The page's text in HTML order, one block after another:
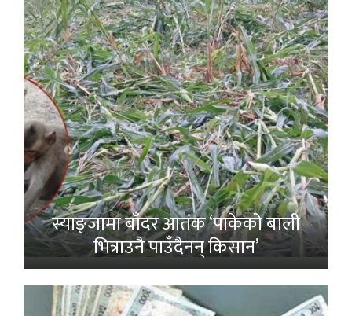
स्याङ्जामा बाँदर आतंक ‘पाकेको बाली
भित्राउनै पाउँदैनन् किसान’